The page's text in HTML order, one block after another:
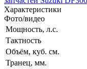
Характеристики
Фото/видео
Мощность, л.с.
Тактность
Объём, куб. см.
Транец, мм.